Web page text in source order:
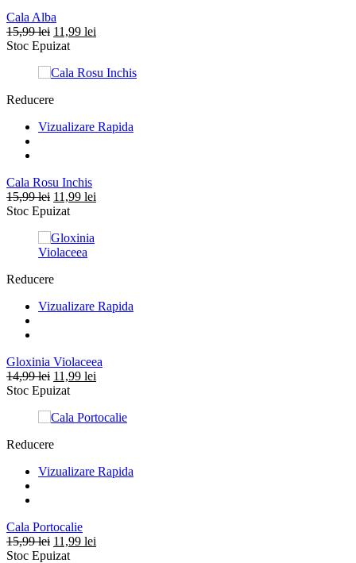
Cala Alba
15,99lei Prețul
inițial
fost:
11,99 lei
11,99 lei.
Stoc Epuizat
Reducere
Vizualizare Rapida
Cala Rosu Inchis
15,99lei Prețul
inițial
fost:
15,99 lei.
11,99 lei
Stoc Epuizat
Reducere
Vizualizare Rapida
Gloxinia Violaceea
14,99lei Prețul
inițial
fost:
11,99 lei
11,99 lei.
Stoc Epuizat
Reducere
Vizualizare Rapida
Cala Portocalie
15,99lei Prețul
inițial
11,99 lei
Stoc Epuizat